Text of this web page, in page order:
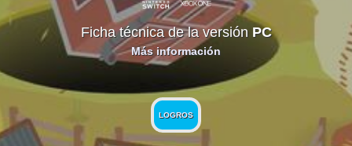
Ficha técnica de la versión PC
Más información
LOGROS